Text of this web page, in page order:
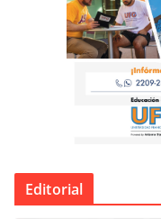
Editorial